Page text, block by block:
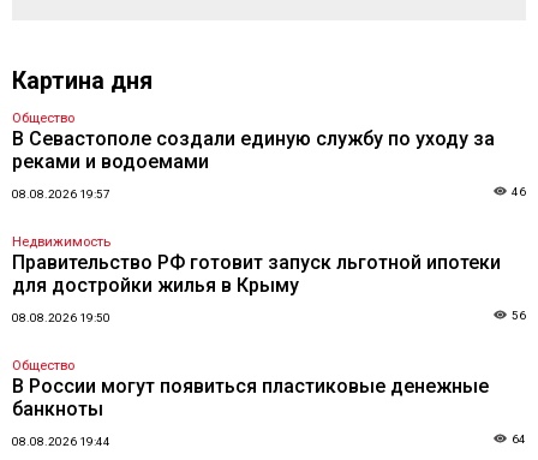
Картина дня
Общество
В Севастополе создали единую службу по уходу за
реками и водоемами
08.08.2026 19:57 46
Недвижимость
Правительство РФ готовит запуск льготной ипотеки
для достройки жилья в Крыму
08.08.2026 19:50 56
Общество
В России могут появиться пластиковые денежные
банкноты
08.08.2026 19:44 64